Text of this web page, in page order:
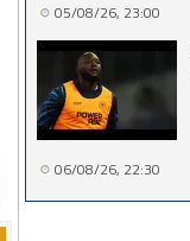
05/08/26, 23:00
06/08/26, 22:30